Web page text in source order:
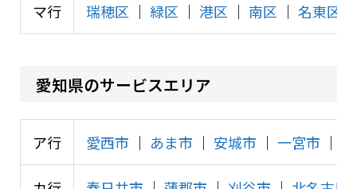
マ行 瑞穂区 │ 緑区 │ 港区 │ 南区 │ 名東区
愛知県のサービスエリア
ア行 愛西市 │ あま市 │ 安城市 │ 一宮市 │